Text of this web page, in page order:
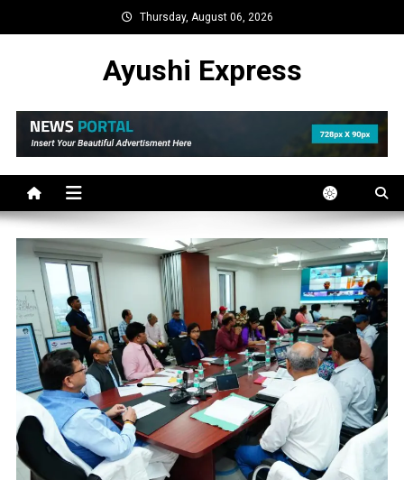
to
Thursday, August 06, 2026
Ayushi Express